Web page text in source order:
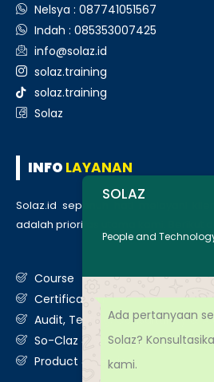
Nelsya : 087741051567
Indah : 085353007425
info@solaz.id
solaz.training
solaz.training
Solaz
INFO LAYANAN
Solaz.id sepenuh hati melayani
adalah prioritas utama kami. Berikut
Course
Certification
Audit, Testing, Consultancy &
So-Claz & Smart Benchmark
Product & Services
SOLAZ
People and
Ada pertanyaan
Solaz?
kami.